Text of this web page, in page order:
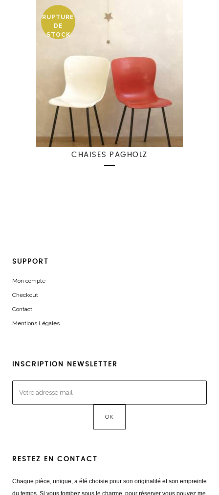
RUPTURE
DE
STOCK
CHAISES PAGHOLZ
SUPPORT
Mon compte
Checkout
Contact
Mentions Légales
INSCRIPTION NEWSLETTER
RESTEZ EN CONTACT
Chaque pièce, unique, a été choisie pour son originalité et son empreinte